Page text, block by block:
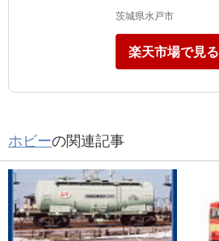
茨城県水戸市
楽天市場で見る
ホビーの関連記事